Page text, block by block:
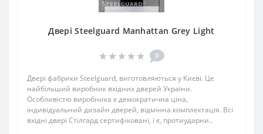
Двері Steelguard Manhattan Grey Light
0
Двері фабрики Steelguard, виготовляються у Києві. Це
найбільший виробник вхідних дверей України.
Особливістю виробника є демократична ціна,
індивідуальний дизайн дверей, відмінна комплектація. Всі
вхідні двері Стілгард сертифіковані, і є, протиударни..